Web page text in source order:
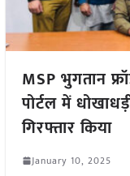
MSP भुगतान
पोर्टल में
गिरफ्तार किया
January 10, 2025